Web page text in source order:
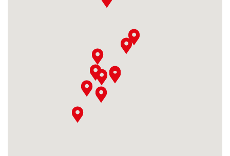
Calle 66A N°43-02 Centro Empresarial La
Esmeralda, bodega 101, Itagüi, Antioquia,
DISTOYOTA NEIVA
Cra. 5 #10-42, Neiva, Huila, Colombia (8)
DISTOYOTA PASTO